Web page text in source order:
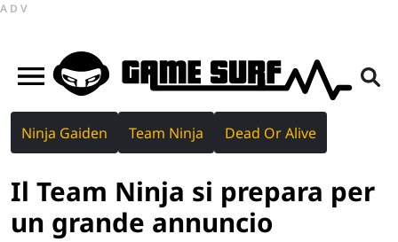
ADV
Ninja Gaiden Team Ninja Dead Or Alive
Il Team Ninja si prepara per
un grande annuncio